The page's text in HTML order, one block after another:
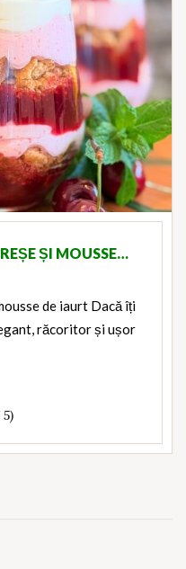
ȘI MOUSSE…
de iaurt Dacă îți
răcoritor și ușor